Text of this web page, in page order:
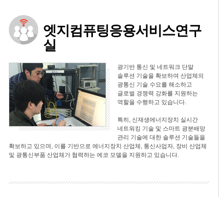
엣지컴퓨팅응용서비스연구
실
광기반 통신 및 네트워크 단말
솔루션 기술을 확보하여 산업체의
광통신 기술 수요를 해소하고
글로벌 경쟁력 강화를 지원하는
역할을 수행하고 있습니다.
특히, 신재생에너지장치 실시간
네트워킹 기술 및 스마트 광분배망
관리 기술에 대한 솔루션 기술들을
확보하고 있으며, 이를 기반으로 에너지장치 산업체, 통신사업자, 장비 산업체
및 광통신부품 산업체가 협력하는 에코 모델을 지원하고 있습니다.